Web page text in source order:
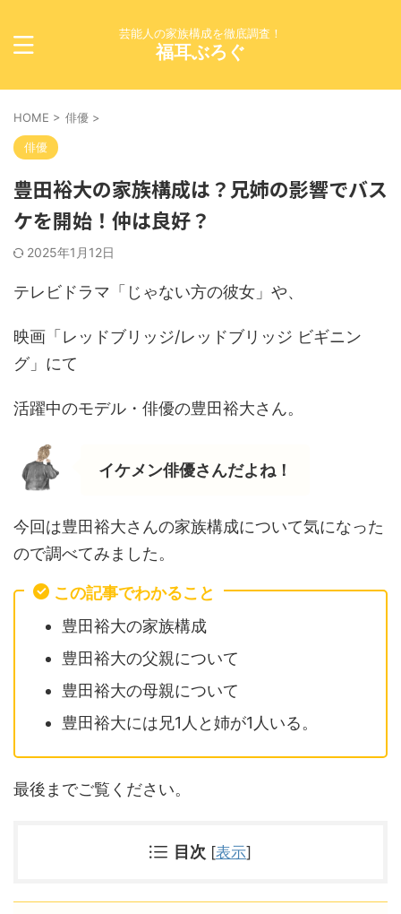
芸能人の家族構成を徹底調査！
福耳ぶろぐ
HOME > 俳優 >
俳優
豊田裕大の家族構成は？兄姉の影響でバス
ケを開始！仲は良好？
2025年1月12日
テレビドラマ「じゃない方の彼女」や、
映画「レッドブリッジ/レッドブリッジ ビギニン
グ」にて
活躍中のモデル・俳優の豊田裕大さん。
イケメン俳優さんだよね！
今回は豊田裕大さんの家族構成について気になった
ので調べてみました。
この記事でわかること
豊田裕大の家族構成
豊田裕大の父親について
豊田裕大の母親について
豊田裕大には兄1人と姉が1人いる。
最後までご覧ください。
目次 [表示]